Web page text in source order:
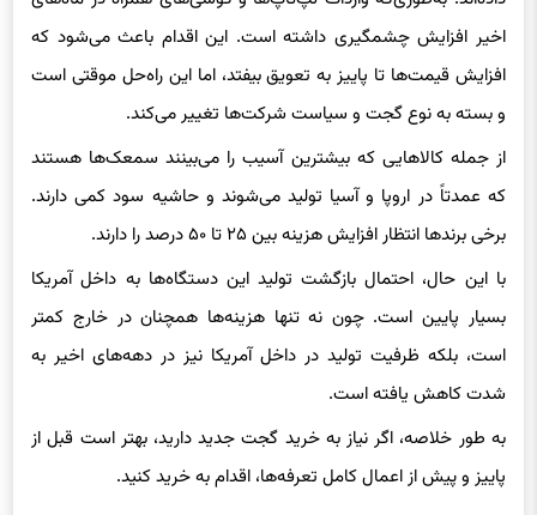
افزایش قیمت‌ها تا پاییز به تعویق بیفتد، اما این راه‌حل موقتی است
و بسته به نوع گجت و سیاست شرکت‌ها تغییر می‌کند.
از جمله کالاهایی که بیشترین آسیب را می‌بینند سمعک‌ها هستند
که عمدتاً در اروپا و آسیا تولید می‌شوند و حاشیه سود کمی دارند.
برخی برندها انتظار افزایش هزینه بین ۲۵ تا ۵۰ درصد را دارند.
با این حال، احتمال بازگشت تولید این دستگاه‌ها به داخل آمریکا
بسیار پایین است. چون نه تنها هزینه‌ها همچنان در خارج کمتر
است، بلکه ظرفیت تولید در داخل آمریکا نیز در دهه‌های اخیر به
شدت کاهش یافته است.
به طور خلاصه، اگر نیاز به خرید گجت جدید دارید، بهتر است قبل از
پاییز و پیش از اعمال کامل تعرفه‌ها، اقدام به خرید کنید.